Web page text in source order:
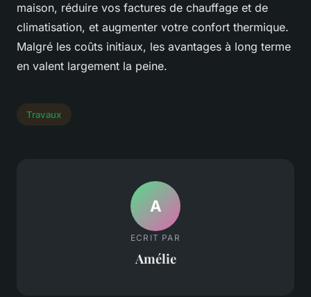
maison, réduire vos factures de chauffage et de
climatisation, et augmenter votre confort thermique.
Malgré les coûts initiaux, les avantages à long terme
en valent largement la peine.
Travaux
A
ECRIT PAR
Amélie